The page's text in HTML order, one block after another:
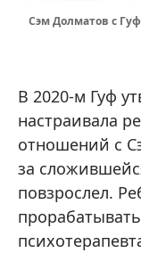
Сэм Долматов с
В 2020-м Гуф
настраивала
отношений с
за
повзрослел.